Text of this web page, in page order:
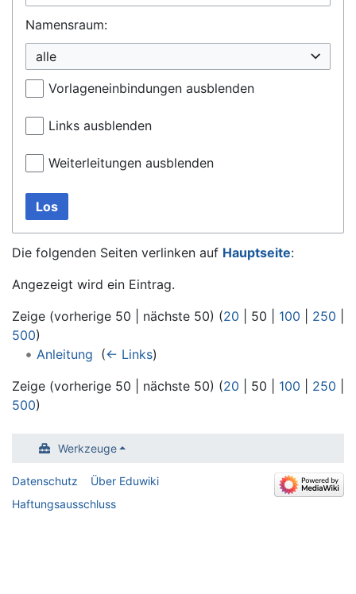
Namensraum:
alle
Vorlageneinbindungen ausblenden
Links ausblenden
Weiterleitungen ausblenden
Los
Die folgenden Seiten verlinken auf Hauptseite:
Angezeigt wird ein Eintrag.
Zeige (vorherige 50 nächste 50) (20 50 100 250
500)
Anleitung (← Links)
Zeige (vorherige 50 nächste 50) (20 50 100 250
500)
Werkzeuge
Datenschutz
Über Eduwiki
Haftungsausschluss